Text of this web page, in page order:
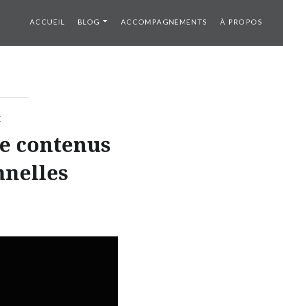
ACCUEIL BLOG ACCOMPAGNEMENTS À PROPOS
contenus